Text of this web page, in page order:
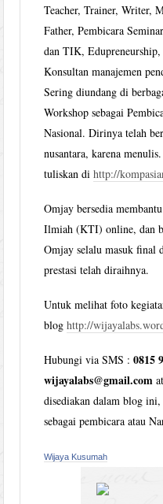
Teacher, Trainer, Writer,
Father, Pembicara
dan TIK,
Konsultan manajemen
Sering diundang di
Workshop sebagai
Nasional. Dirinya telah
nusantara, karena
tuliskan dihttp://
Omjay bersedia
Ilmiah (KTI) online, dan
Omjay selalu masuk final
prestasi telah diraihnya.
Untuk melihat foto
bloghttp://
Hubungi via SMS :0815
wijayalabs@gmail.com
disediakan dalam blog
sebagai pembicara atau
Wijaya Kusumah